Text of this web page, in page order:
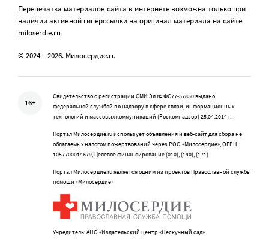
Перепечатка материалов сайта в интернете возможна только при
наличии активной гиперссылки на оригинал материала на сайте
miloserdie.ru
© 2024 – 2026. Милосердие.ru
16+
Свидетельство о регистрации СМИ Эл № ФС77-57850 выдано
федеральной службой по надзору в сфере связи, информационных
технологий и массовых коммуникаций (Роскомнадзор) 25.04.2014 г.
Портал Милосердие.ru использует объявления и веб-сайт для сбора не
облагаемых налогом пожертвований через РОО «Милосердие», ОГРН
1057700014679, Целевое финансирование (010), (140), (171)
Портал Милосердие.ru является одним из проектов Православной службы
помощи «Милосердие»
Учредитель: АНО «Издательский центр «Нескучный сад»